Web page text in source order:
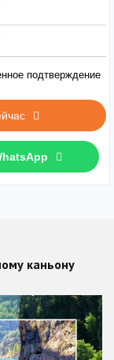
подтверждение
каньону